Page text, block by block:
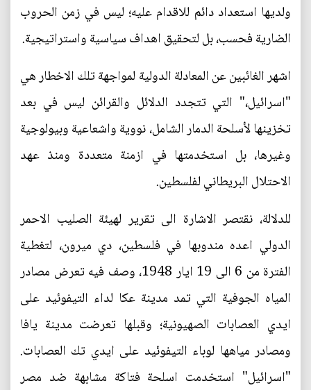
ولديها استعداد دائم للاقدام عليه؛ ليس في زمن الحروب
الضارية فحسب، بل لتحقيق اهداف سياسية واستراتيجية.
اشهر الغائبين عن المعادلة الدولية لمواجهة تلك الاخطار هي
"اسرائيل،" التي تتجدد الدلائل والقرائن ليس في بعد
تخزينها لأسلحة الدمار الشامل، نووية واشعاعية وبيولوجية
وغيرها، بل استخدمتها في ازمنة متعددة ومنذ عهد
الاحتلال البريطاني لفلسطين.
للدلالة، نقتصر الاشارة الى تقرير لهيئة الصليب الاحمر
الدولي اعده مندوبها في فلسطين، دي ميرون، لتغطية
الفترة من 6 الى 19 ايار 1948، وصف فيه تعرض مصادر
المياه الجوفية التي تمد مدينة عكا لداء التيفوئيد على
ايدي العصابات الصهيونية؛ وقبلها تعرضت مدينة يافا
ومصادر مياهها لوباء التيفوئيد على ايدي تك العصابات.
"اسرائيل" استخدمت اسلحة فتاكة مشابهة ضد مصر